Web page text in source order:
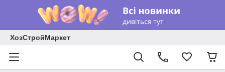
ХозСтройМаркет